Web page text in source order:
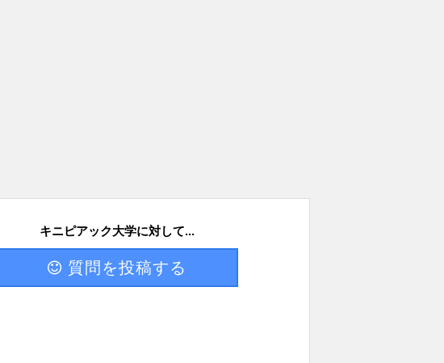
キニピアック大学に対して...
質問を投稿する